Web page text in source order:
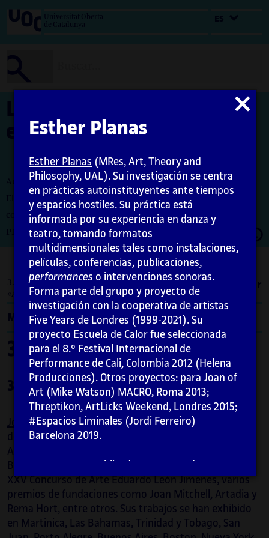
Universitat Oberta
de Catalunya
La revolución de las
estatuas
Autora: Esther Planas
El encargo y la creación de este material docente han sido
coordinados por la profesora: Maria Íñigo
PID_00282980
Abrir
3. Casos de estudio / 3.3. Joiri Minaya.
«Arropando a Colón»
Imprimir
Menú
3. Casos de estudio
3.3. Joiri Minaya. «Arropando a Colón»
Joiri Minaya(República Dominicana, 1990). Egresada
de Parsons, Altos de Chavón y la Escuela Nacional de
Artes Visuales. Recibió el Gran Premio de la XXVII
Bienal del Museo de Arte Moderno, Gran Premio del
XXV Concurso de Arte Eduardo León Jimenes, varios
premios de fundaciones como Joan Mitchell, Artadia y
Rema Hort, entre otros. Sus trabajos se han exhibido
en Martinica, Las Bahamas, Trinidad y Tobago, San
Cerrar
Esther Planas
Esther Planas (MRes, Art, Theory and
Philosophy, UAL). Su investigación se centra
en prácticas autoinstituyentes ante tiempos
y espacios hostiles. Su práctica está
informada por su experiencia en danza y
teatro, tomando formatos
multidimensionales tales como instalaciones,
películas, conferencias, publicaciones,
performances o intervenciones sonoras.
Forma parte del grupo y proyecto de
investigación con la cooperativa de artistas
Five Years de Londres (1999-2021). Su
proyecto Escuela de Calor fue seleccionada
para el 8.º Festival Internacional de
Performance de Cali, Colombia 2012 (Helena
Producciones). Otros proyectos: para Joan of
Art (Mike Watson) MACRO, Roma 2013;
Threptikon, ArtLicks Weekend, Londres 2015;
#Espacios Liminales (Jordi Ferreiro)
Barcelona 2019.
ponencias en Spike Island, Associates Space
(Carmen Juliá), Bristol, 2020. Performing
Otherness: a Postcolonial Approach to
Francoist Spain (María Iñigo Clavo),